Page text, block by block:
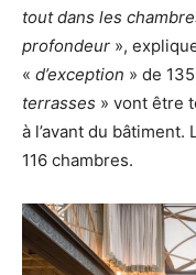
tout dans les
profondeur »,
« d’exception » de
terrasses » vont être
à l’avant du bâtiment.
116 chambres.